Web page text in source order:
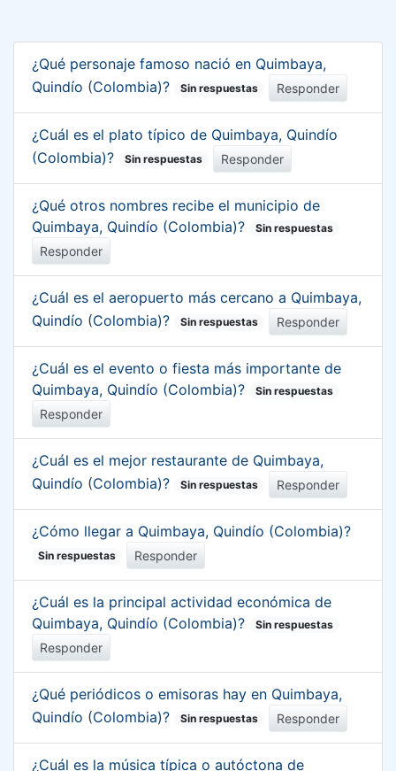
¿Qué personaje famoso nació en Quimbaya,
Quindío (Colombia)?
Sin respuestas Responder
¿Cuál es el plato típico de Quimbaya, Quindío
(Colombia)?
Sin respuestas Responder
¿Qué otros nombres recibe el municipio de
Quimbaya, Quindío (Colombia)?
Sin respuestas
Responder
¿Cuál es el aeropuerto más cercano a Quimbaya,
Quindío (Colombia)?
Sin respuestas Responder
¿Cuál es el evento o fiesta más importante de
Quimbaya, Quindío (Colombia)?
Sin respuestas
Responder
¿Cuál es el mejor restaurante de Quimbaya,
Quindío (Colombia)?
Sin respuestas Responder
¿Cómo llegar a Quimbaya, Quindío (Colombia)?
Sin respuestas Responder
¿Cuál es la principal actividad económica de
Quimbaya, Quindío (Colombia)?
Sin respuestas
Responder
¿Qué periódicos o emisoras hay en Quimbaya,
Quindío (Colombia)?
Sin respuestas Responder
¿Cuál es la música típica o autóctona de